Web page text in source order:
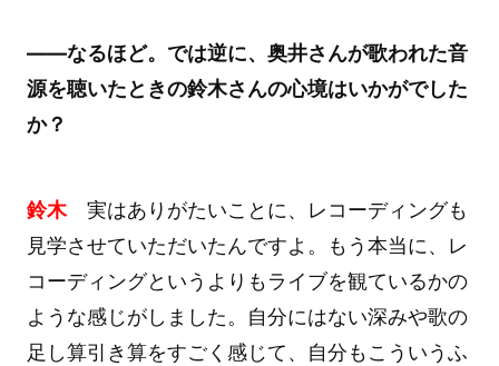
――なるほど。では逆に、奥井さんが歌われた音
源を聴いたときの鈴木さんの心境はいかがでした
か？
鈴木実はありがたいことに、レコーディングも
見学させていただいたんですよ。もう本当に、レ
コーディングというよりもライブを観ているかの
ような感じがしました。自分にはない深みや歌の
足し算引き算をすごく感じて、自分もこういうふ